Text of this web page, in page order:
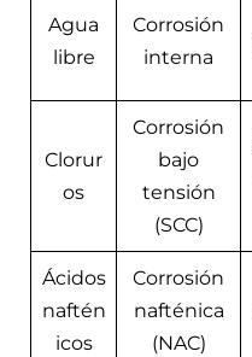
Agua
libre
Corrosión
interna
Clorur
os
Corrosión
bajo
tensión
(SCC)
Ácidos
naftén
icos
Corrosión
nafténica
(NAC)